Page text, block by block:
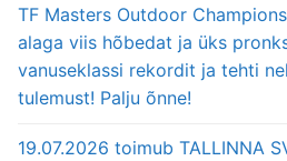
TF Masters Outdoor
alaga viis hõbedat ja üks
vanuseklassi rekordit ja tehti
tulemust! Palju õnne!
19.07.2026 toimub TALLINNA